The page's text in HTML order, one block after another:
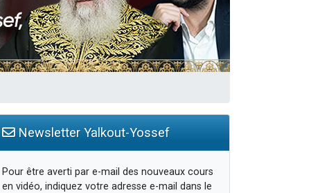
Newsletter Yalkout-Yossef
Pour être averti par e-mail des nouveaux cours
en vidéo, indiquez votre adresse e-mail dans le